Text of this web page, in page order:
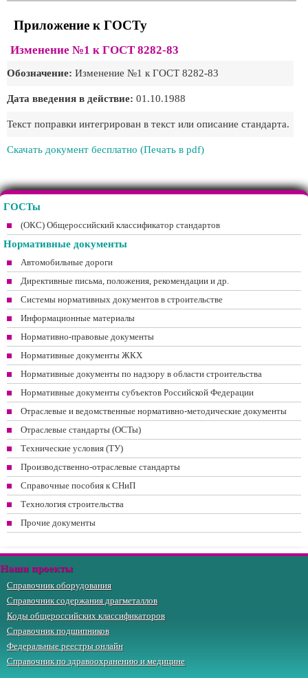
Приложение к ГОСТу
Изменение №1 к ГОСТ 8282-83
Обозначение: Изменение №1 к ГОСТ 8282-83
Дата введения в действие: 01.10.1988
Текст поправки интегрирован в текст или описание стандарта.
Скачать документ бесплатно (Печать в pdf)
ГОСТы
(ОКС) Общероссийский классификатор стандартов
Нормативные документы
Автомобильные дороги
Директивные письма, положения, рекомендации и др.
Системы нормативных документов в строительстве
Информационные материалы
Нормативно-правовые документы
Нормативные документы ЖКХ
Нормативные документы по надзору в области строительства
Нормативные документы субъектов Российской Федерации
Отраслевые и ведомственные нормативно-методические документы
Отраслевые стандарты (ОСТы)
Технические условия (ТУ)
Производственно-отраслевые стандарты
Справочные пособия к СНиП
Технология строительства
Прочие документы
Наши проекты
Справочник оборудования
Справочник содержания драгметаллов
Коды общероссийских классификаторов
Справочник подшипников
Федеральные реестры онлайн
Справочник по здравоохранению и медицине